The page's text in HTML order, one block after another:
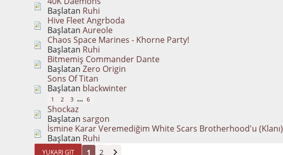
Başlatan Ruhi
Hive Fleet Angrboda
BaşlatanAureole
Chaos Space Marines - Khorne Party!
Başlatan Ruhi
Bitmemiş Commander Dante
BaşlatanZero Origin
Sons Of Titan
Başlatan blackwinter
1 2 3 ... 6
Shockaz
Başlatansargon
İsmine Karar Veremediğim White Scars Brotherhood'u (Klanı)
Başlatan Ruhi
YUKARI GIT 1 2